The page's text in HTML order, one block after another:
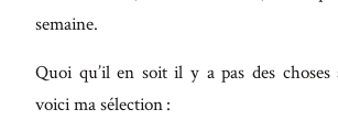
semaine.
Quoi qu’il en soit il y a pas des choses
voici ma sélection :